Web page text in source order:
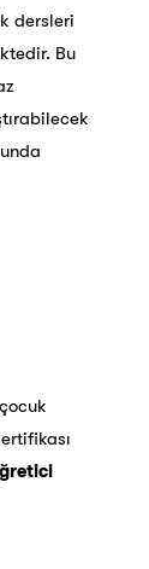
dersleri
Bu
çocuk